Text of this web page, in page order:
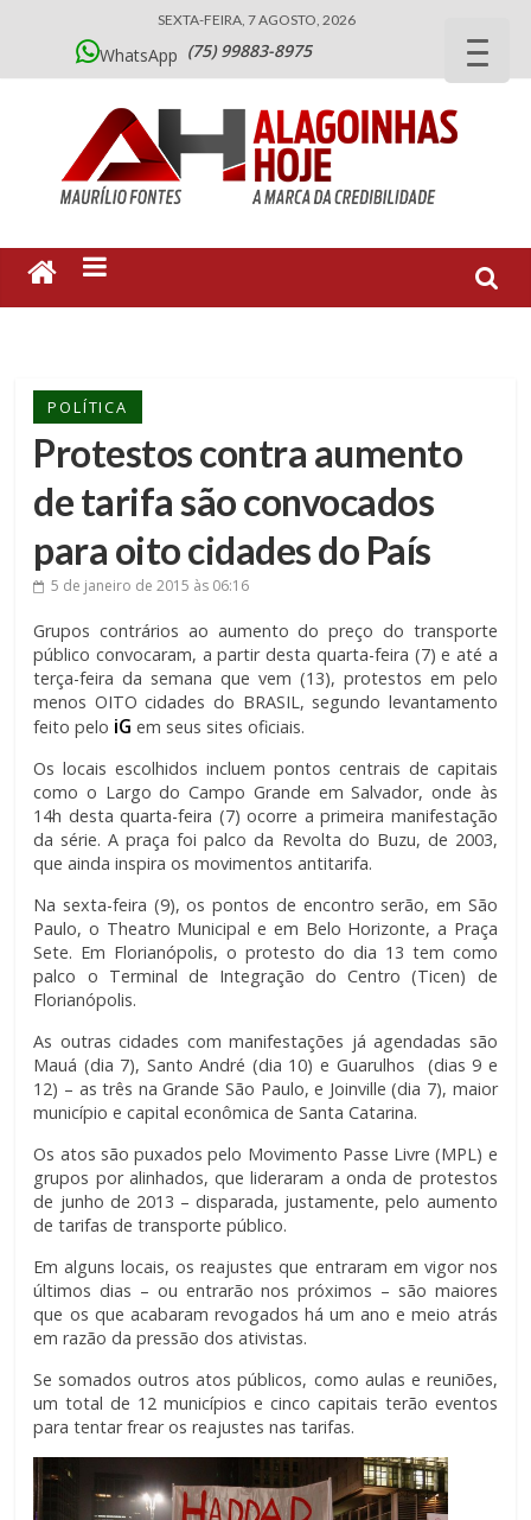
SEXTA-FEIRA, 7 AGOSTO, 2026
WhatsApp (75) 99883-8975
POLÍTICA
Protestos contra aumento
de tarifa são convocados
para oito cidades do País
5 de janeiro de 2015 às 06:16
Grupos contrários ao aumento do preço do transporte
público convocaram, a partir desta quarta-feira (7) e até a
terça-feira da semana que vem (13), protestos em pelo
menos OITO cidades do BRASIL, segundo levantamento
feito pelo iG em seus sites oficiais.
Os locais escolhidos incluem pontos centrais de capitais
como o Largo do Campo Grande em Salvador, onde às
14h desta quarta-feira (7) ocorre a primeira manifestação
da série. A praça foi palco da Revolta do Buzu, de 2003,
que ainda inspira os movimentos antitarifa.
Na sexta-feira (9), os pontos de encontro serão, em São
Paulo, o Theatro Municipal e em Belo Horizonte, a Praça
Sete. Em Florianópolis, o protesto do dia 13 tem como
palco o Terminal de Integração do Centro (Ticen) de
Florianópolis.
As outras cidades com manifestações já agendadas são
Mauá (dia 7), Santo André (dia 10) e Guarulhos (dias 9 e
12) – as três na Grande São Paulo, e Joinville (dia 7), maior
município e capital econômica de Santa Catarina.
Os atos são puxados pelo Movimento Passe Livre (MPL) e
grupos por alinhados, que lideraram a onda de protestos
de junho de 2013 – disparada, justamente, pelo aumento
de tarifas de transporte público.
Em alguns locais, os reajustes que entraram em vigor nos
últimos dias – ou entrarão nos próximos – são maiores
que os que acabaram revogados há um ano e meio atrás
em razão da pressão dos ativistas.
Se somados outros atos públicos, como aulas e reuniões,
um total de 12 municípios e cinco capitais terão eventos
para tentar frear os reajustes nas tarifas.